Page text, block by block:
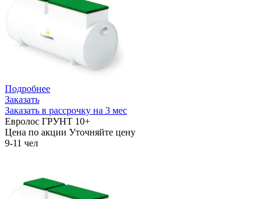
Подробнее
Заказать
Заказать в рассрочку на 3 мес
Евролос ГРУНТ 10+
Цена по акции Уточняйте цену
9-11 чел